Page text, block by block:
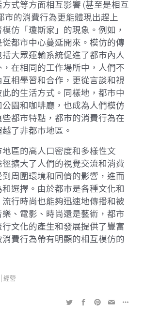
式等方面相互影響 (甚至是相互
市的消費行為更能體現出趕上
模仿「瓊斯家」的現象。例如，
都市中心蔓延開來。模仿的傳
大眾運輸系統促進了都市內人
在相同的工作場所中，人們不
相學習和合作，更從言談和視
的生活方式。同樣地，都市中
園和咖啡廳，也成為人們模仿
都市特點，都市的消費行為在
了非都市地區。
區的高人口密度和多樣性文
擴大了人們的視覺交流和消費
周圍環境和同儕的影響，進而
選擇。由於都市是各種文化和
行時尚也能夠迅速地傳播和被
、電影、時尚還是藝術，都市
文化的產生和發展提供了豐富
費行為帶有明顯的相互模仿的
經營